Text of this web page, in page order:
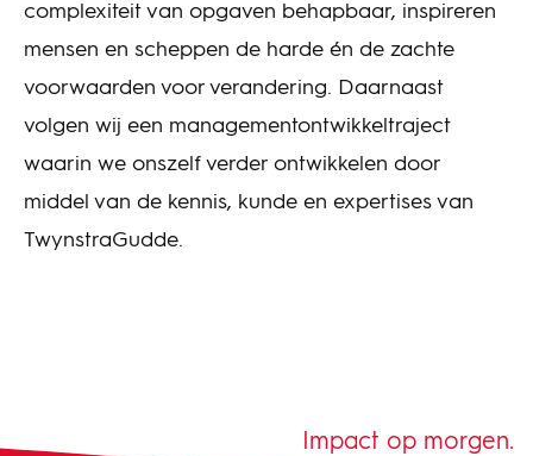
complexiteit van opgaven behapbaar, inspireren
mensen en scheppen de harde én de zachte
voorwaarden voor verandering. Daarnaast
volgen wij een managementontwikkeltraject
waarin we onszelf verder ontwikkelen door
middel van de kennis, kunde en expertises van
TwynstraGudde.
Impact op morgen.